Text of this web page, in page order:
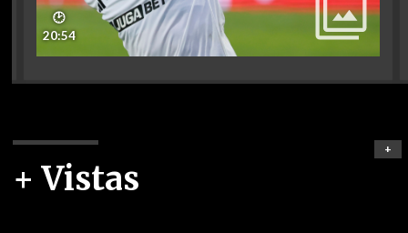
🕑
20:54
+ Vistas
+